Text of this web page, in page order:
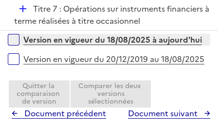
e
r
D
é
p
l
i
e
r
Titre 7 : Opérations sur instruments financiers à
terme réalisées à titre occasionnel
Versions sur la période
Version en vigueur du 18/08/2025 à aujourd'hui
Version en vigueur du 20/12/2019 au 18/08/2025
Quitter la
comparaison
de version
Comparer les deux
versions
sélectionnées
Document précédent Document suivant